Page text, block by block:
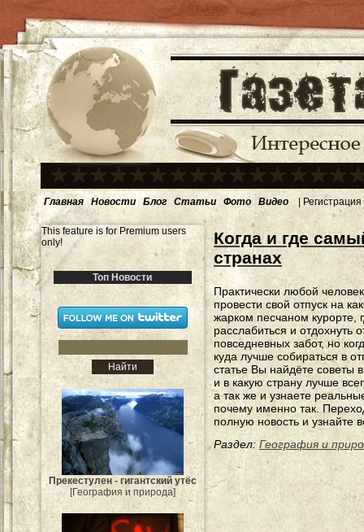
Главная Новости Блог Статьи Фото Видео | Регистрация
This feature is for Premium users
only!
Топ Новости
Прекестулен - гигантский утёс
[География и природа]
Когда и где
странах
Практически любой
провести свой отпуск на
жарком песчаном курорте,
расслабиться и отдохнуть
повседневных забот, но
куда лучше собираться в
статье Вы найдёте советы
и в какую страну лучше
а так же и узнаете
почему именно так.
полную новость и узнайте
Раздел: География и